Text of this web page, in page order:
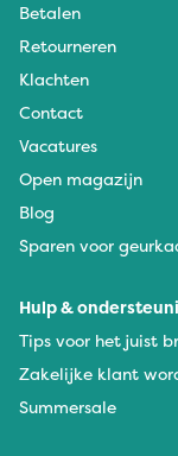
Betalen
Retourneren
Klachten
Contact
Vacatures
Open magazijn
Blog
Sparen voor
Hulp &
Tips voor het juist
Zakelijke klant
Summersale